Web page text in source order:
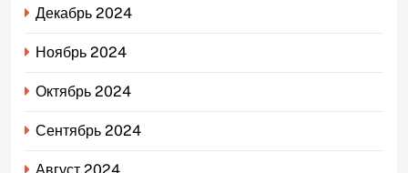
Декабрь 2024
Ноябрь 2024
Октябрь 2024
Сентябрь 2024